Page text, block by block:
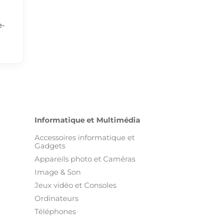
Informatique et Multimédia
Accessoires informatique et
Gadgets
Appareils photo et Caméras
Image & Son
Jeux vidéo et Consoles
Ordinateurs
Téléphones